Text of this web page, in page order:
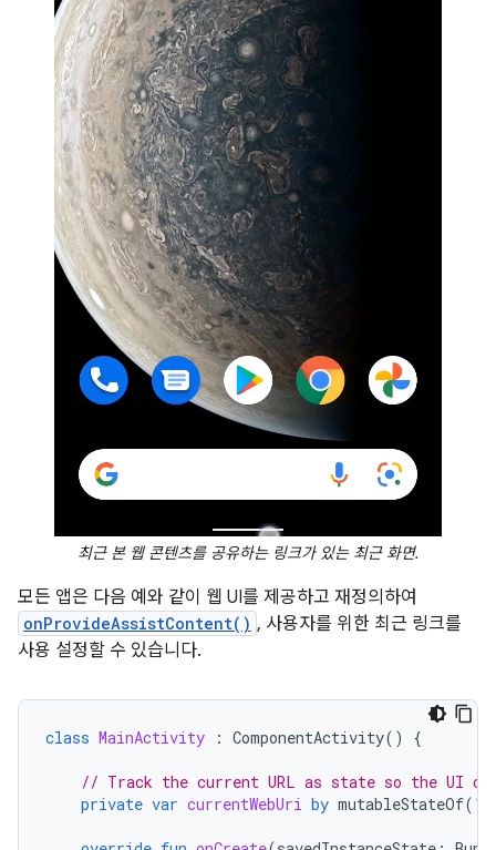
최근 본 웹 콘텐츠를 공유하는 링크가 있는 최근 화면.
모든 앱은 다음 예와 같이 웹 UI를 제공하고 재정의하여
onProvideAssistContent() , 사용자를 위한 최근 링크를
사용 설정할 수 있습니다.
class MainActivity : ComponentActivity() {
// Track the current URL as state so the UI
private var currentWebUri by mutableStateOf(